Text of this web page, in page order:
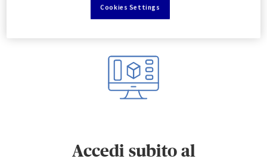
Sei registrato?
Accedi subito al
Cookies Settings